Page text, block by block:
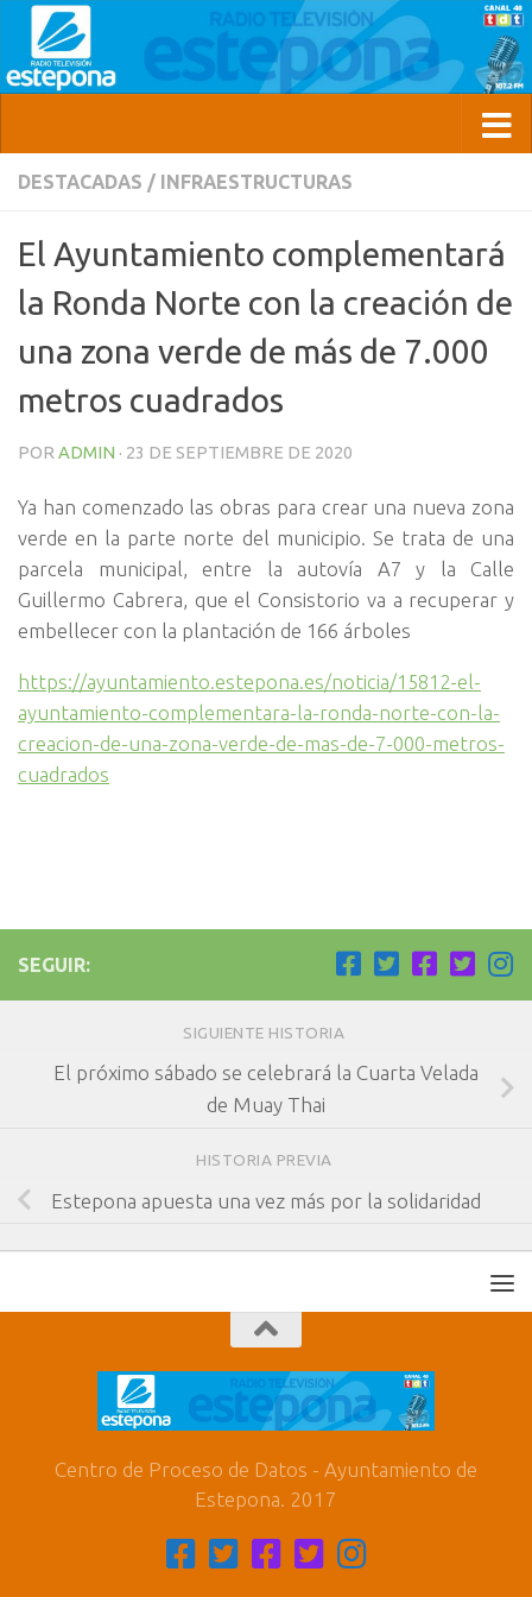
DESTACADAS / INFRAESTRUCTURAS
El Ayuntamiento complementará
la Ronda Norte con la creación de
una zona verde de más de 7.000
metros cuadrados
POR ADMIN · 23 DE SEPTIEMBRE DE 2020
Ya han comenzado las obras para crear una nueva zona
verde en la parte norte del municipio. Se trata de una
parcela municipal, entre la autovía A7 y la Calle
Guillermo Cabrera, que el Consistorio va a recuperar y
embellecer con la plantación de 166 árboles
https://ayuntamiento.estepona.es/noticia/15812-el-
ayuntamiento-complementara-la-ronda-norte-con-la-
creacion-de-una-zona-verde-de-mas-de-7-000-metros-
cuadrados
SEGUIR:
SIGUIENTE HISTORIA
El próximo sábado se celebrará la Cuarta Velada
de Muay Thai
HISTORIA PREVIA
Estepona apuesta una vez más por la solidaridad
Centro de Proceso de Datos - Ayuntamiento de
Estepona. 2017